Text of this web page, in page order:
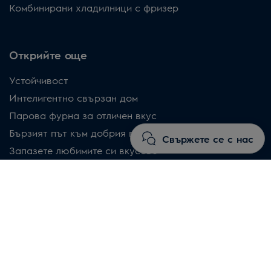
Свържете се с нас
Комбинирани хладилници с фризер
Открийте още
Устойчивост
Интелигентно свързан дом
Парова фурна за отличен вкус
Бързият път към добрия вкус
Запазете любимите си вкусове